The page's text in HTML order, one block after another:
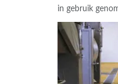
in gebruik